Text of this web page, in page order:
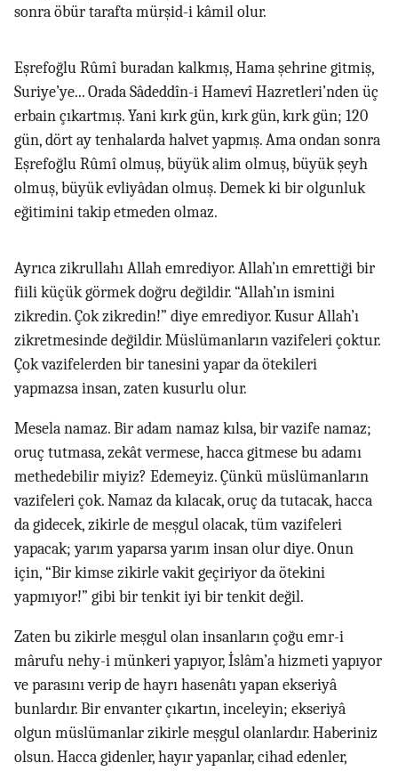
sonra öbür tarafta mürşid-i kâmil olur.
Eşrefoğlu Rûmî buradan kalkmış, Hama şehrine gitmiş,
Suriye’ye... Orada Sâdeddîn-i Hamevî Hazretleri’nden üç
erbain çıkartmış. Yani kırk gün, kırk gün, kırk gün; 120
gün, dört ay tenhalarda halvet yapmış. Ama ondan sonra
Eşrefoğlu Rûmî olmuş, büyük alim olmuş, büyük şeyh
olmuş, büyük evliyâdan olmuş. Demek ki bir olgunluk
eğitimini takip etmeden olmaz.
Ayrıca zikrullahı Allah emrediyor. Allah’ın emrettiği bir
fiili küçük görmek doğru değildir. “Allah’ın ismini
zikredin. Çok zikredin!” diye emrediyor. Kusur Allah’ı
zikretmesinde değildir. Müslümanların vazifeleri çoktur.
Çok vazifelerden bir tanesini yapar da ötekileri
yapmazsa insan, zaten kusurlu olur.
Mesela namaz. Bir adam namaz kılsa, bir vazife namaz;
oruç tutmasa, zekât vermese, hacca gitmese bu adamı
methedebilir miyiz? Edemeyiz. Çünkü müslümanların
vazifeleri çok. Namaz da kılacak, oruç da tutacak, hacca
da gidecek, zikirle de meşgul olacak, tüm vazifeleri
yapacak; yarım yaparsa yarım insan olur diye. Onun
için, “Bir kimse zikirle vakit geçiriyor da ötekini
yapmıyor!” gibi bir tenkit iyi bir tenkit değil.
Zaten bu zikirle meşgul olan insanların çoğu emr-i
mârufu nehy-i münkeri yapıyor, İslâm’a hizmeti yapıyor
ve parasını verip de hayrı hasenâtı yapan ekseriyâ
bunlardır. Bir envanter çıkartın, inceleyin; ekseriyâ
olgun müslümanlar zikirle meşgul olanlardır. Haberiniz
olsun. Hacca gidenler, hayır yapanlar, cihad edenler,